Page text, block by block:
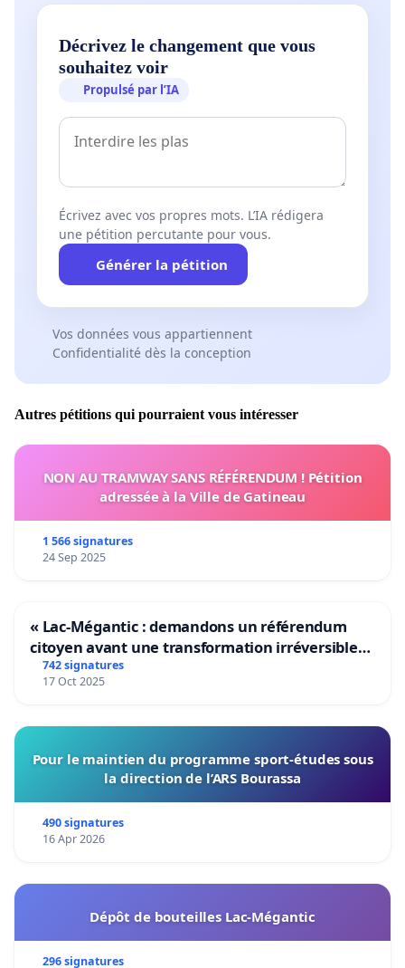
Décrivez le changement que vous
souhaitez voir
Propulsé par l’IA
Écrivez avec vos propres mots. L’IA rédigera
une pétition percutante pour vous.
Générer la pétition
Vos données vous appartiennent
Confidentialité dès la conception
Autres pétitions qui pourraient vous intéresser
NON AU TRAMWAY SANS RÉFÉRENDUM ! Pétition
adressée à la Ville de Gatineau
1 566 signatures
24 Sep 2025
« Lac-Mégantic : demandons un référendum
citoyen avant une transformation irréversible
de notre territoire »
742 signatures
17 Oct 2025
Pour le maintien du programme sport-études sous
la direction de l’ARS Bourassa
490 signatures
16 Apr 2026
Dépôt de bouteilles Lac-Mégantic
296 signatures